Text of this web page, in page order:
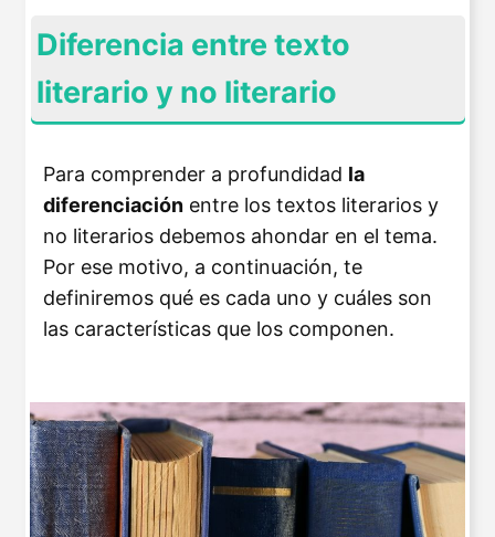
Diferencia entre texto
literario y no literario
Para comprender a profundidad la
diferenciación entre los textos literarios y
no literarios debemos ahondar en el tema.
Por ese motivo, a continuación, te
definiremos qué es cada uno y cuáles son
las características que los componen.